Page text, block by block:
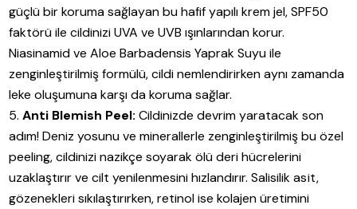
güçlü bir koruma sağlayan bu hafif yapılı krem jel, SPF50
faktörü ile cildinizi UVA ve UVB ışınlarından korur.
Niasinamid ve Aloe Barbadensis Yaprak Suyu ile
zenginleştirilmiş formülü, cildi nemlendirirken aynı zamanda
leke oluşumuna karşı da koruma sağlar.
Anti Blemish Peel: Cildinizde devrim yaratacak son
adım! Deniz yosunu ve minerallerle zenginleştirilmiş bu özel
peeling, cildinizi nazikçe soyarak ölü deri hücrelerini
uzaklaştırır ve cilt yenilenmesini hızlandırır. Salisilik asit,
gözenekleri sıkılaştırırken, retinol ise kolajen üretimini